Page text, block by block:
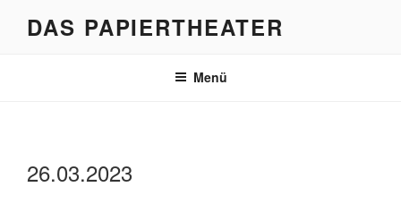
InhaltDAS PAPIERTHEATER
Menü
26.03.2023